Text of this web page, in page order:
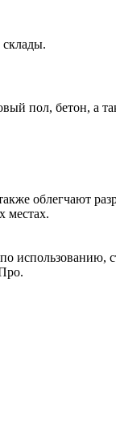
пол, бетон, а
облегчают
местах.
использованию,